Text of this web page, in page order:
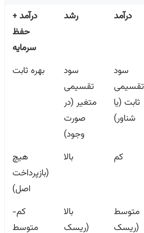
درآمد رشد
درآمد +
حفظ
سرمایه
سود
تقسیمی
ثابت (یا
شناور)
سود
تقسیمی
متغیر (در
صورت
وجود)
بهره ثابت
کم بالا
هیچ
(بازپرداخت
اصل)
متوسط
(ریسک
بالا
(ریسک
کم-
متوسط